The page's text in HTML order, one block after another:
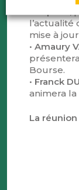
l’actualité
mise à
• Amaury
Bourse.
• Franck
animera
La